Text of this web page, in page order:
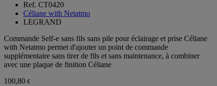
Ref. CT0420
Céliane with Netatmo
LEGRAND
Commande Self-e sans fils sans pile pour éclairage et prise Céliane
with Netatmo permet d'ajouter un point de commande
supplémentaire sans tirer de fils et sans maintenance, à combiner
avec une plaque de finition Céliane
100,80 €